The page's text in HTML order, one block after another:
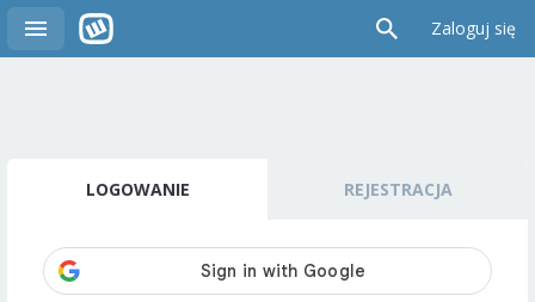
Zaloguj się
LOGOWANIE REJESTRACJA